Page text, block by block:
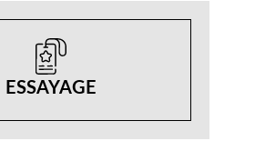
ESSAYAGE